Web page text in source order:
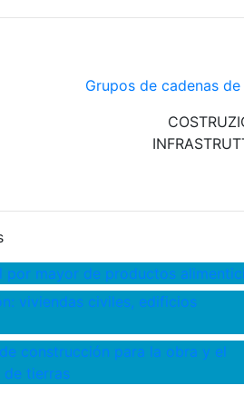
Grupos de cadenas
por mayor de productos
viviendas civiles, edificios
construcción para la obra y el
tierras